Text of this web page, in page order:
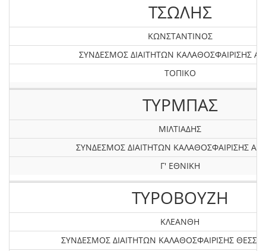
ΤΣΩΛΗΣ
ΚΩΝΣΤΑΝΤΙΝΟΣ
ΣΥΝΔΕΣΜΟΣ ΔΙΑΙΤΗΤΩΝ ΚΑΛΑΘΟΣΦΑΙΡΙΣΗΣ
ΤΟΠΙΚΟ
ΤΥΡΜΠΑΣ
ΜΙΛΤΙΑΔΗΣ
ΣΥΝΔΕΣΜΟΣ ΔΙΑΙΤΗΤΩΝ ΚΑΛΑΘΟΣΦΑΙΡΙΣΗΣ
Γ' ΕΘΝΙΚΗ
ΤΥΡΟΒΟΥΖΗ
ΚΛΕΑΝΘΗ
ΣΥΝΔΕΣΜΟΣ ΔΙΑΙΤΗΤΩΝ ΚΑΛΑΘΟΣΦΑΙΡΙΣΗΣ